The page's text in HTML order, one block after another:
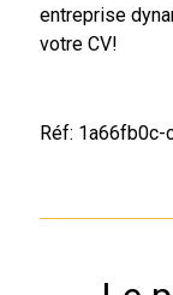
entreprise
votre CV!
Réf: